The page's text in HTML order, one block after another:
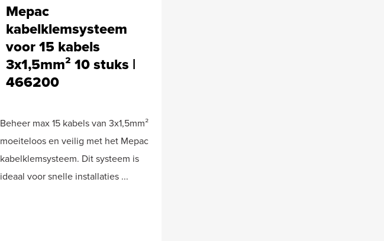
Mepac
kabelklemsysteem
voor 15 kabels
3x1,5mm² 10 stuks |
466200
Beheer max 15 kabels van 3x1,5mm²
moeiteloos en veilig met het Mepac
kabelklemsysteem. Dit systeem is
ideaal voor snelle installaties ...